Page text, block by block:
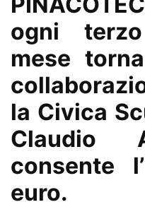
ogni
mese
la Civica
Claudio
consente
euro.